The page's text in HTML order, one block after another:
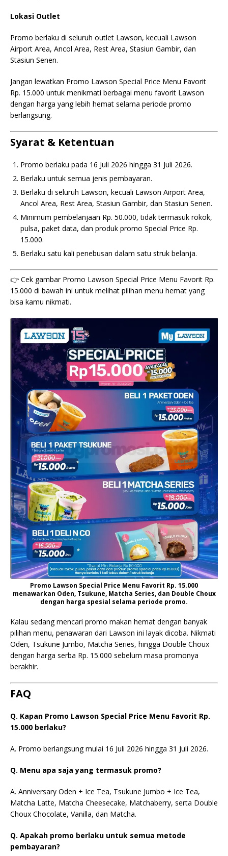
Lokasi Outlet
Promo berlaku di seluruh outlet Lawson, kecuali Lawson
Airport Area, Ancol Area, Rest Area, Stasiun Gambir, dan
Stasiun Senen.
Jangan lewatkan Promo Lawson Special Price Menu Favorit
Rp. 15.000 untuk menikmati berbagai menu favorit Lawson
dengan harga yang lebih hemat selama periode promo
berlangsung.
Syarat & Ketentuan
Promo berlaku pada 16 Juli 2026 hingga 31 Juli 2026.
Berlaku untuk semua jenis pembayaran.
Berlaku di seluruh Lawson, kecuali Lawson Airport Area,
Ancol Area, Rest Area, Stasiun Gambir, dan Stasiun Senen.
Minimum pembelanjaan Rp. 50.000, tidak termasuk rokok,
pulsa, paket data, dan produk promo Special Price Rp.
15.000.
Berlaku satu kali penebusan dalam satu struk belanja.
👉 Cek gambar Promo Lawson Special Price Menu Favorit Rp.
15.000 di bawah ini untuk melihat pilihan menu hemat yang
bisa kamu nikmati.
Promo Lawson Special Price Menu Favorit Rp. 15.000
menawarkan Oden, Tsukune, Matcha Series, dan Double Choux
dengan harga spesial selama periode promo.
Kalau sedang mencari promo makan hemat dengan banyak
pilihan menu, penawaran dari Lawson ini layak dicoba. Nikmati
Oden, Tsukune Jumbo, Matcha Series, hingga Double Choux
dengan harga serba Rp. 15.000 sebelum masa promonya
berakhir.
FAQ
Q. Kapan Promo Lawson Special Price Menu Favorit Rp.
15.000 berlaku?
A. Promo berlangsung mulai 16 Juli 2026 hingga 31 Juli 2026.
Q. Menu apa saja yang termasuk promo?
A. Anniversary Oden + Ice Tea, Tsukune Jumbo + Ice Tea,
Matcha Latte, Matcha Cheesecake, Matchaberry, serta Double
Choux Chocolate, Vanilla, dan Matcha.
Q. Apakah promo berlaku untuk semua metode
pembayaran?